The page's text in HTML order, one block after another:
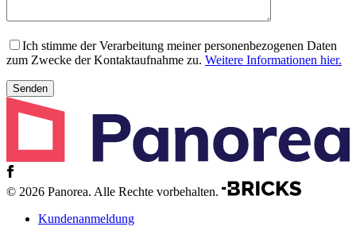
Ich stimme der Verarbeitung meiner personenbezogenen Daten
zum Zwecke der Kontaktaufnahme zu. Weitere Informationen hier.
© 2026 Panorea. Alle Rechte vorbehalten.
Kundenanmeldung